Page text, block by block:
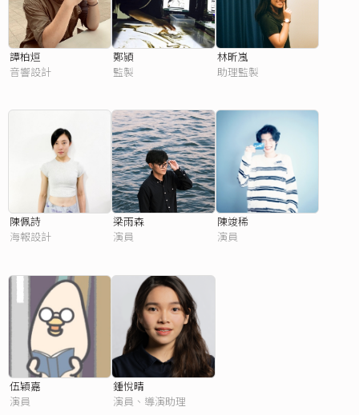
譚柏烜
音響設計
鄭頴
監製
林昕嵐
助理監製
陳佩詩
海報設計
梁雨森
演員
陳竣稀
演員
伍穎嘉
演員
鍾悅晴
演員、導演助理